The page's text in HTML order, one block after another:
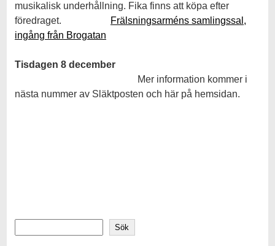
musikalisk underhållning. Fika finns att köpa efter
föredraget.
Frälsningsarméns samlingssal,
ingång från Brogatan
Tisdagen 8 december
Mer information kommer i
nästa nummer av Släktposten och här på hemsidan.
Sök